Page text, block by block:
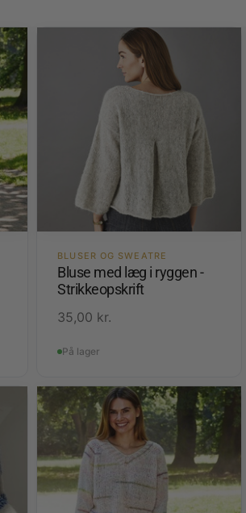
BLUSER OG SWEATRE
Bluse med læg i ryggen -
Strikkeopskrift
35,00 kr.
På lager